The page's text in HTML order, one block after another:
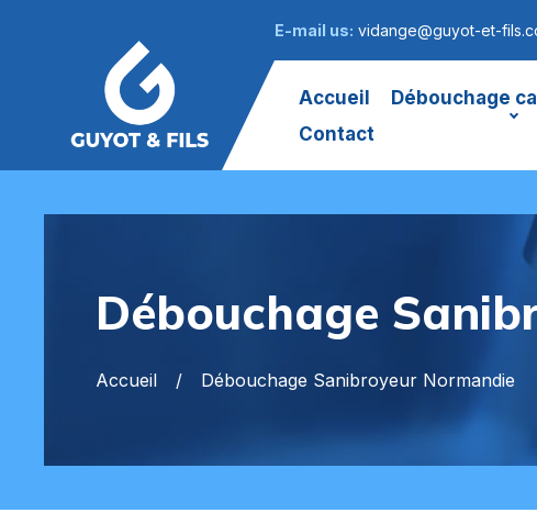
E-mail us: vidange@guyot-et-
Accueil Débouchage
Contact
Débouchage
Accueil Débouchage Sanibroyeur Normandie